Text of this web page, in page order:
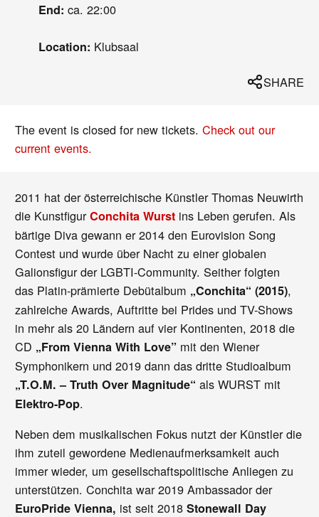
End: ca. 22:00
Location: Klubsaal
SHARE
The event is closed for new tickets.Check out our
current events.
2011 hat der österreichische Künstler Thomas Neuwirth
die KunstfigurConchita Wurst ins Leben gerufen. Als
bärtige Diva gewann er 2014 den Eurovision Song
Contest und wurde über Nacht zu einer globalen
Galionsfigur der LGBTI-Community. Seither folgten
das Platin-prämierte Debütalbum „Conchita“ (2015),
zahlreiche Awards, Auftritte bei Prides und TV-Shows
in mehr als 20 Ländern auf vier Kontinenten, 2018 die
CD „From Vienna With Love” mit den Wiener
Symphonikern und 2019 dann das dritte Studioalbum
„T.O.M. – Truth Over Magnitude“ als WURST mit
Elektro-Pop.
Neben dem musikalischen Fokus nutzt der Künstler die
ihm zuteil gewordene Medienaufmerksamkeit auch
immer wieder, um gesellschaftspolitische Anliegen zu
unterstützen. Conchita war 2019 Ambassador der
EuroPride Vienna, ist seit 2018Stonewall Day